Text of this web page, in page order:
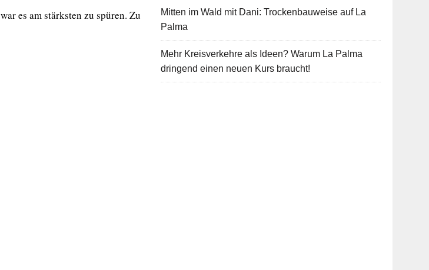
war es am stärksten zu spüren. Zu
Mitten im Wald mit Dani: Trockenbauweise auf La
Palma
Mehr Kreisverkehre als Ideen? Warum La Palma
dringend einen neuen Kurs braucht!